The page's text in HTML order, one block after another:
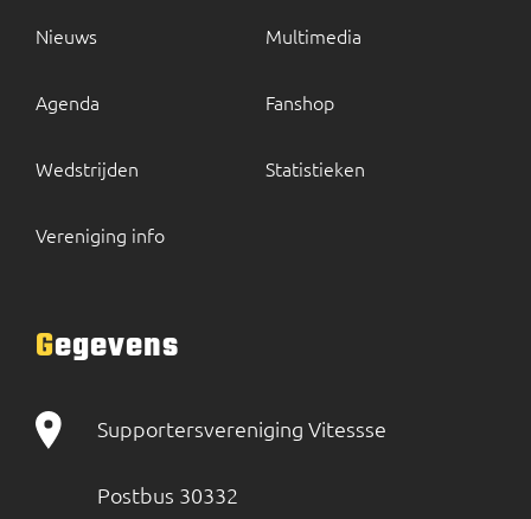
Nieuws
Agenda
Wedstrijden
Vereniging info
Multimedia
Fanshop
Statistieken
Gegevens
Supportersvereniging Vitessse
Postbus 30332